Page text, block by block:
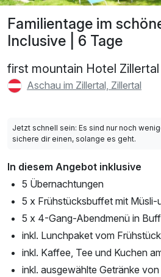
Familientage im
Inclusive | 6 Tage
first mountain Hotel Zillertal
Aschau im Zillertal, Zillertal
Jetzt schnell sein: Es sind nur noch
sichere dir einen, solange es geht.
In diesem Angebot inklusive
5 Übernachtungen
5 x Frühstücksbuffet mit Müsli-
5 x 4-Gang-Abendmenü in
inkl. Lunchpaket vom
inkl. Kaffee, Tee und Kuchen
inkl. ausgewählte Getränke